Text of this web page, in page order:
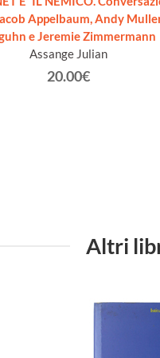
Appelbaum, Andy
e Jeremie Zimmermann
Assange Julian
20.00€
Altri